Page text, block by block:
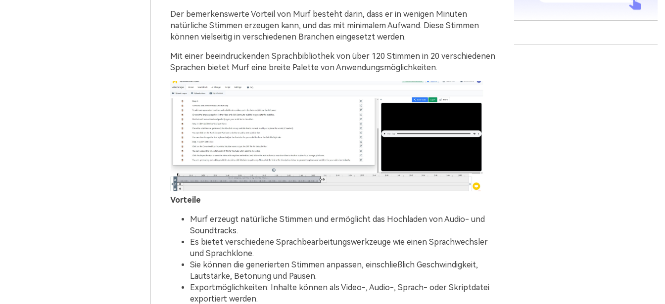
Der bemerkenswerte Vorteil von Murf besteht darin, dass er in wenigen Minuten
natürliche Stimmen erzeugen kann, und das mit minimalem Aufwand. Diese Stimmen
können vielseitig in verschiedenen Branchen eingesetzt werden.
Mit einer beeindruckenden Sprachbibliothek von über 120 Stimmen in 20 verschiedenen
Sprachen bietet Murf eine breite Palette von Anwendungsmöglichkeiten.
Vorteile
Murf erzeugt natürliche Stimmen und ermöglicht das Hochladen von Audio- und
Soundtracks.
Es bietet verschiedene Sprachbearbeitungswerkzeuge wie einen Sprachwechsler
und Sprachklone.
Sie können die generierten Stimmen anpassen, einschließlich Geschwindigkeit,
Lautstärke, Betonung und Pausen.
Exportmöglichkeiten: Inhalte können als Video-, Audio-, Sprach- oder Skriptdatei
exportiert werden.
Kostenlos Starten→